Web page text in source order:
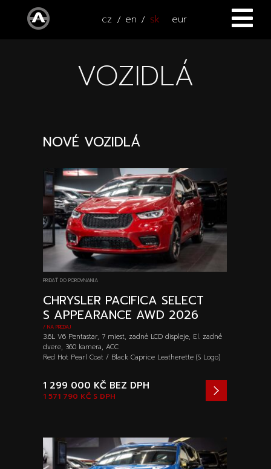
cz en sk eur
Autooutlet Design
Jazdené vozidlá
Vozidlá na ceste
Kalkulátor
SERVIS
PRÍSLUŠENSTVO
Všetky príslušenstva
Pace Edwards
Wheel Pros
NOVINKY
Novinky
Špeciálne akcie
Archív noviniek
KONTAKT
VOZIDLÁ
NOVÉ VOZIDLÁ
PRIDAŤ DO POROVNANIA
CHRYSLER PACIFICA SELECT
S APPEARANCE AWD 2026
/ NA PREDAJ
3.6L V6 Pentastar, 7 miest, zadné LCD displeje, El. zadné
dvere, 360 kamera, ACC
Red Hot Pearl Coat / Black Caprice Leatherette (S Logo)
1 571 790 KČ S DPH
1 299 000 KČ BEZ DPH